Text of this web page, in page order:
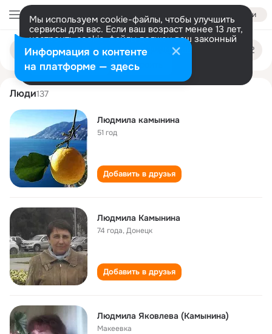
Войти
Мы используем cookie-файлы, чтобы улучшить
сервисы для вас. Если ваш возраст менее 13 лет,
настроить cookie-файлы должен ваш законный
представитель. Больше информации
Разрешить все Настроить
Поиск
людям
lyudmila kamynina
Люди137
Людмила камынина
51 год
Добавить в друзья
Людмила Камынина
74 года,Донецк
Добавить в друзья
Людмила Яковлева (Камынина)
Макеевка
Информация о контенте
на платформе — здесь